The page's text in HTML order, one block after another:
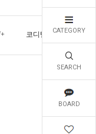
CATEGORY
SEARCH
BOARD
코디템 오늘발송